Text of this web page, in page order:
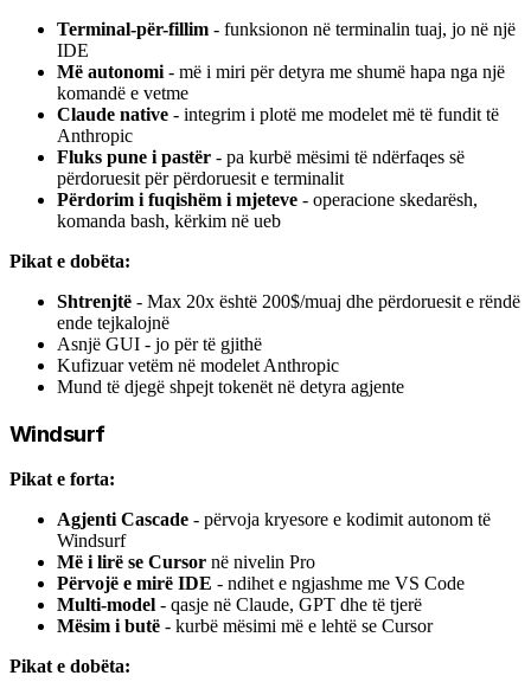
Terminal-për-fillim - funksionon në terminalin tuaj, jo në një
IDE
Më autonomi - më i miri për detyra me shumë hapa nga një
komandë e vetme
Claude native - integrim i plotë me modelet më të fundit të
Anthropic
Fluks pune i pastër - pa kurbë mësimi të ndërfaqes së
përdoruesit për përdoruesit e terminalit
Përdorim i fuqishëm i mjeteve - operacione skedarësh,
komanda bash, kërkim në ueb
Pikat e dobëta:
Shtrenjtë - Max 20x është 200$/muaj dhe përdoruesit e rëndë
ende tejkalojnë
Asnjë GUI - jo për të gjithë
Kufizuar vetëm në modelet Anthropic
Mund të djegë shpejt tokenët në detyra agjente
Windsurf
Pikat e forta:
Agjenti Cascade - përvoja kryesore e kodimit autonom të
Windsurf
Më i lirë se Cursor në nivelin Pro
Përvojë e mirë IDE - ndihet e ngjashme me VS Code
Multi-model - qasje në Claude, GPT dhe të tjerë
Mësim i butë - kurbë mësimi më e lehtë se Cursor
Pikat e dobëta: